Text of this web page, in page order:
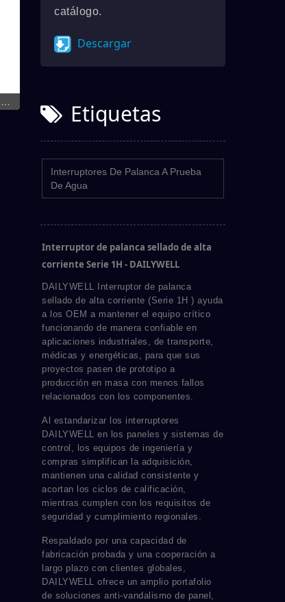
catálogo.
Descargar
Etiquetas
Interruptores De Palanca A Prueba
De Agua
Interruptor de palanca sellado de alta
corriente Serie 1H - DAILYWELL
DAILYWELL Interruptor de palanca
sellado de alta corriente (Serie 1H ) ayuda
a los OEM a mantener el equipo crítico
funcionando de manera confiable en
aplicaciones industriales, de transporte,
médicas y energéticas, para que sus
proyectos pasen de prototipo a
producción en masa con menos fallos
relacionados con los componentes.
Al estandarizar los interruptores
DAILYWELL en los paneles y sistemas de
control, los equipos de ingeniería y
compras simplifican la adquisición,
mantienen una calidad consistente y
acortan los ciclos de calificación,
mientras cumplen con los requisitos de
seguridad y cumplimiento regionales.
Respaldado por una capacidad de
fabricación probada y una cooperación a
largo plazo con clientes globales,
DAILYWELL ofrece un amplio portafolio
de soluciones anti-vandalismo de panel,